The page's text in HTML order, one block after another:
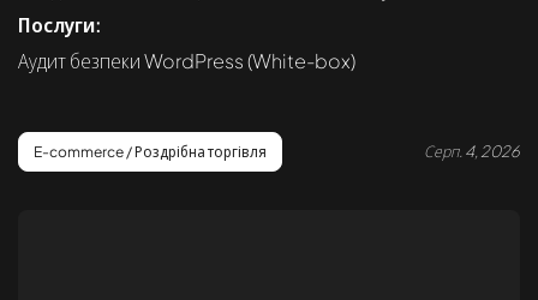
Послуги:
Аудит безпеки WordPress (White-box)
E-commerce / Роздрібна торгівля Серп. 4, 2026